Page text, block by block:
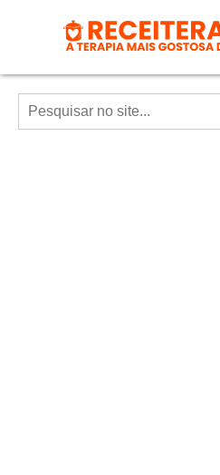
Doces e Sobremesas
Air Fryer